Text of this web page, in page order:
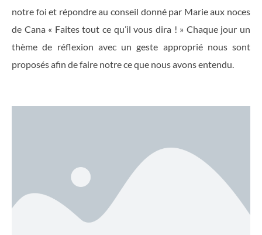
notre foi et répondre au conseil donné par Marie aux noces
de Cana « Faites tout ce qu’il vous dira ! » Chaque jour un
thème de réﬂexion avec un geste approprié nous sont
proposés aﬁn de faire notre ce que nous avons entendu.